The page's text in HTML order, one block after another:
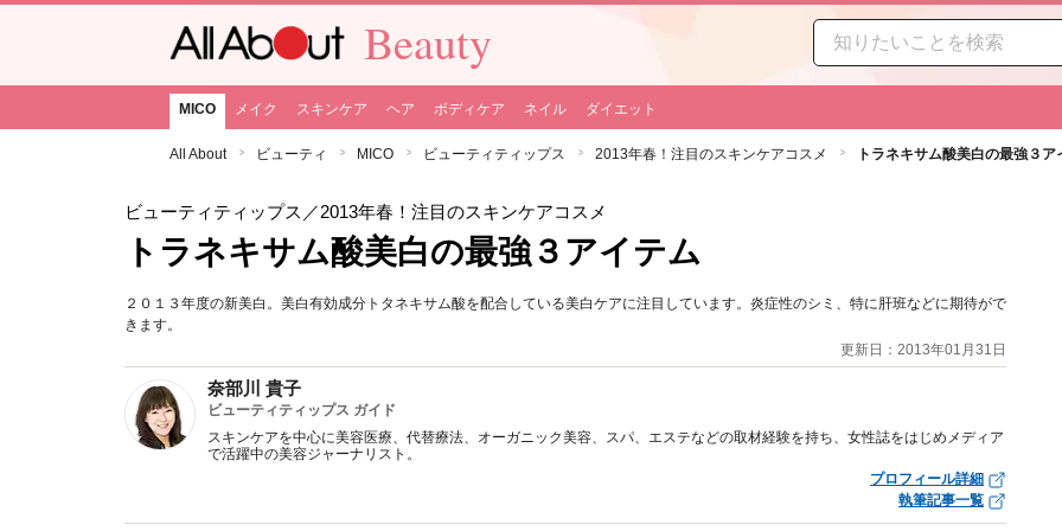
Beauty
MICO メイク スキンケア ヘア ボディケア ネイル ダイエット
All About ビューティ MICO ビューティティップス 2013年春！注目のスキンケアコスメ トラネキサム酸美白の最強３ア
ビューティティップス ／2013年春！注目のスキンケアコスメ
トラネキサム酸美白の最強３アイテム
２０１３年度の新美白。美白有効成分トタネキサム酸を配合している美白ケアに注目しています。炎症性のシミ、特に肝班などに期待がで
きます。
更新日：2013年01月31日
奈部川 貴子
ビューティティップス ガイド
スキンケアを中心に美容医療、代替療法、オーガニック美容、スパ、エステなどの取材経験を持ち、女性誌をはじめメディア
で活躍中の美容ジャーナリスト。
プロフィール詳細
執筆記事一覧